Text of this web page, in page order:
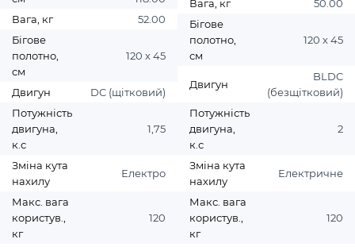
Вага, кг
52.00
Бігове
полотно,
см
120 х 45
Двигун
DC (щітковий)
Потужність
двигуна,
к.с
1,75
Зміна кута
нахилу
Електро
Макс. вага
користув.,
кг
120
Вага, кг
50.00
Бігове
полотно,
см
120 х 45
Двигун
BLDC
(безщітковий)
Потужність
двигуна,
к.с
2
Зміна кута
нахилу
Електричне
Макс. вага
користув.,
кг
120